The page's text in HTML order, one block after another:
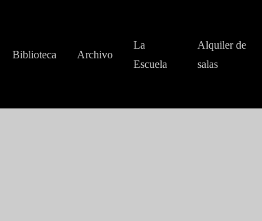
Biblioteca Archivo
La
Escuela
Alquiler de
salas